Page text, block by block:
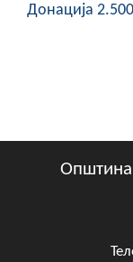
Донација
Општина